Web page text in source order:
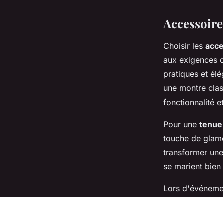
Choisir les
aux exigences
pratiques et
une montre
fonctionnalité
Pour une
touche de
transformer
se marient
Lors